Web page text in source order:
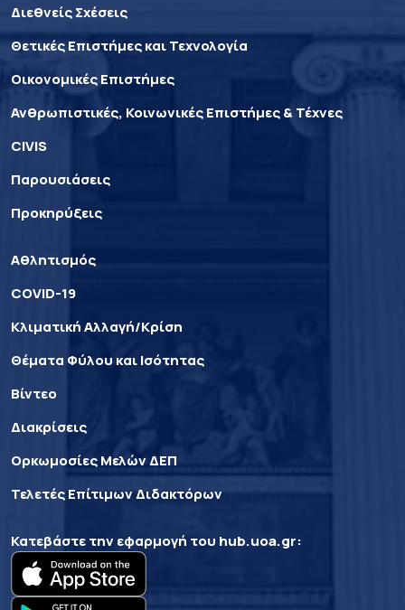
Διεθνείς Σχέσεις
Θετικές Επιστήμες και Τεχνολογία
Οικονομικές Επιστήμες
Ανθρωπιστικές, Κοινωνικές Επιστήμες & Τέχνες
CIVIS
Παρουσιάσεις
Προκηρύξεις
Αθλητισμός
COVID-19
Κλιματική Αλλαγή/Κρίση
Θέματα Φύλου και Ισότητας
Βίντεο
Διακρίσεις
Ορκωμοσίες Μελών ΔΕΠ
Τελετές Επίτιμων Διδακτόρων
Κατεβάστε την εφαρμογή του hub.uoa.gr: